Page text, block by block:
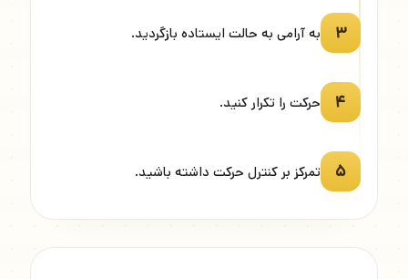
۳ به آرامی به حالت ایستاده بازگردید.
۴ حرکت را تکرار کنید.
۵ تمرکز بر کنترل حرکت داشته باشید.